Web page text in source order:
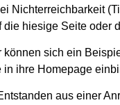
Nichterreichbarkeit
hiesige Seite oder
können sich ein
ihre Homepage
aus einer